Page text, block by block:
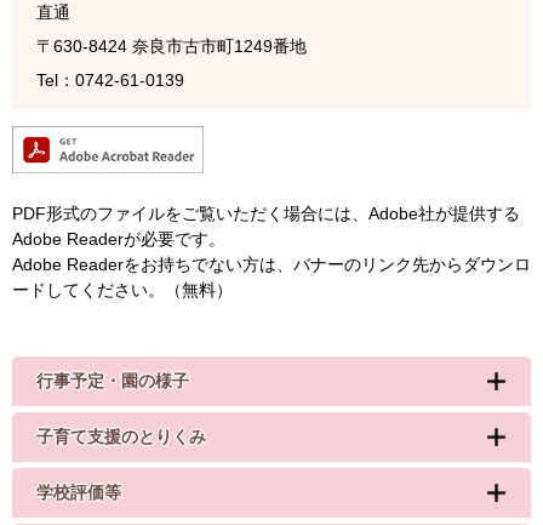
直通
〒630-8424 奈良市古市町1249番地
Tel：0742-61-0139
PDF形式のファイルをご覧いただく場合には、Adobe社が提供する
Adobe Readerが必要です。
Adobe Readerをお持ちでない方は、バナーのリンク先からダウンロ
ードしてください。（無料）
行事予定・園の様子
子育て支援のとりくみ
学校評価等